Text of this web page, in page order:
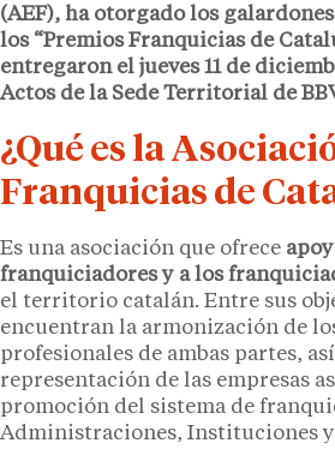
(AEF), ha otorgado los
los “Premios Franquicias de
entregaron el jueves 11 de
Actos de la Sede Territorial de
¿Qué es la
Franquicias de
Es una asociación que ofrece
franquiciadores y a los
el territorio catalán. Entre sus
encuentran la armonización de
profesionales de ambas partes,
representación de las empresas
promoción del sistema de
Administraciones, Instituciones